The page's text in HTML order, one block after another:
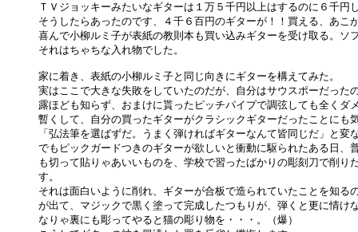
ＴＶジョッキーみたいなギターは１万５千円以上はするのに６千円
そうしたらあったのです、４千６百円のギターが！！買える、あこ
喜んで小柳ルミ子が表紙の教則本も買い込みギターを受け取る。ソ
それはちゃちな入れ物でした。
家に着き、表紙の小柳ルミ子と同じ向きにギターを構えてみた。
実はここで大きな失敗をしていたのだが、自分はサウスポーだった
露ほども知らず、おまけに貰ったピッチパイプで調弦しても全くダ
暫くして、自分の買ったギターがクラシックギターだったことにも
「弘法筆を選ばずだ。うまく弾ければギターなんて皆同じだ」と変
でもピックガードつきのギターが欲しいと衝動に駆られたある日、
も切って貼りゃあいいものを、学校で習ったばかりの彫刻刀で削り
す。
それは面白いように削れ、ギターが合板で造られていたことを知る
が出て、マジックで黒く塗って完成したつもりが、弾くと更に情け
なりゃ裏にも彫ってやると猫の彫り物を・・・。（爆）